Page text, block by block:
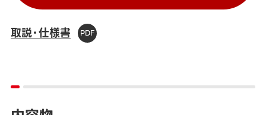
取説・仕様書